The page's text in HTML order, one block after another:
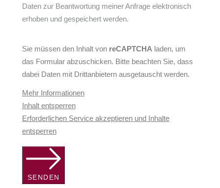
Daten zur Beantwortung meiner Anfrage elektronisch
erhoben und gespeichert werden.
Sie müssen den Inhalt von reCAPTCHAladen, um
das Formular abzuschicken. Bitte beachten Sie, dass
dabei Daten mit Drittanbietern ausgetauscht werden.
Mehr Informationen
Inhalt entsperren
Erforderlichen Service akzeptieren und Inhalte
entsperren
SENDEN